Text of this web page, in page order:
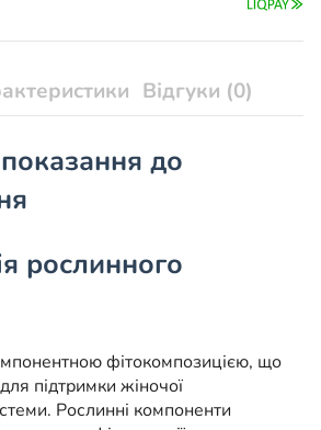
Відгуки (0)
до
рослинного
фітокомпозицією, що
підтримки жіночої
Рослинні компоненти